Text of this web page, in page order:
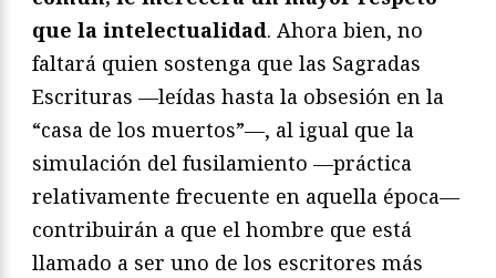
que la intelectualidad. Ahora bien, no
faltará quien sostenga que las Sagradas
Escrituras —leídas hasta la obsesión en la
“casa de los muertos”—, al igual que la
simulación del fusilamiento —práctica
relativamente frecuente en aquella época—
contribuirán a que el hombre que está
llamado a ser uno de los escritores más